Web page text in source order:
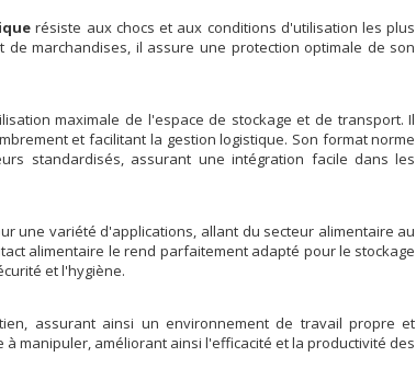
résiste aux chocs et aux conditions d'utilisation les plus
marchandises, il assure une protection optimale de son
maximale de l'espace de stockage et de transport. Il
et facilitant la gestion logistique. Son format norme
standardisés, assurant une intégration facile dans les
une variété d'applications, allant du secteur alimentaire au
alimentaire le rend parfaitement adapté pour le stockage
et l'hygiène.
assurant ainsi un environnement de travail propre et
manipuler, améliorant ainsi l'efficacité et la productivité des